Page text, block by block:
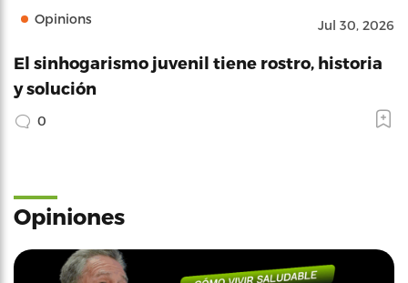
Opinions Jul 30, 2026
El sinhogarismo juvenil tiene rostro, historia
y solución
0
Opiniones